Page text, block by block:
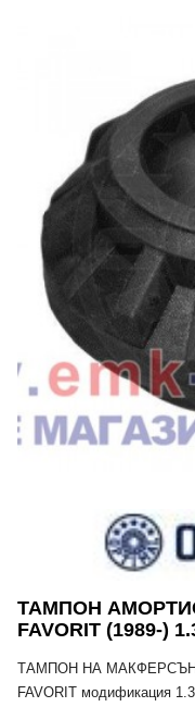
ТАМПОН
FAVORIT (1989-)
ТАМПОН НА МАКФЕРСЪН
FAVORIT модификация